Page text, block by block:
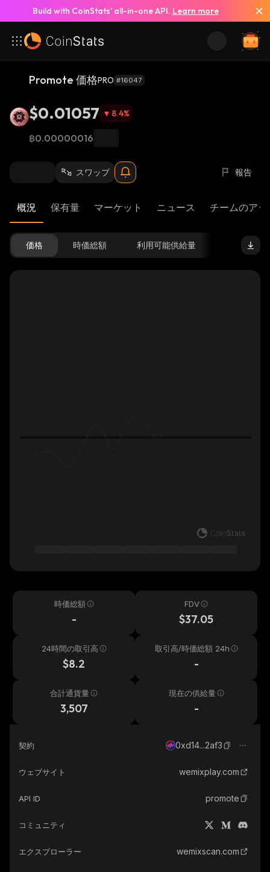
Build with CoinStats’ all-in-one API. Learn more
Promote 価格PRO #16047
$0.01057 8.4%
฿0.00000016
スワップ 報告
概況 保有量 マーケット ニュース チームのア
価格 時価総額 利用可能供給量
時価総額
-
FDV
$37.05
24時間の取引高
$8.2
取引高/時価総額 24h
-
合計通貨量
3,507
現在の供給量
-
契約 0xd14...2af3
ウェブサイト wemixplay.com
API ID promote
コミュニティ
エクスプローラー wemixscan.com